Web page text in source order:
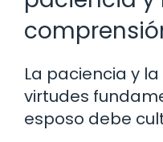
La paciencia y
virtudes
esposo debe